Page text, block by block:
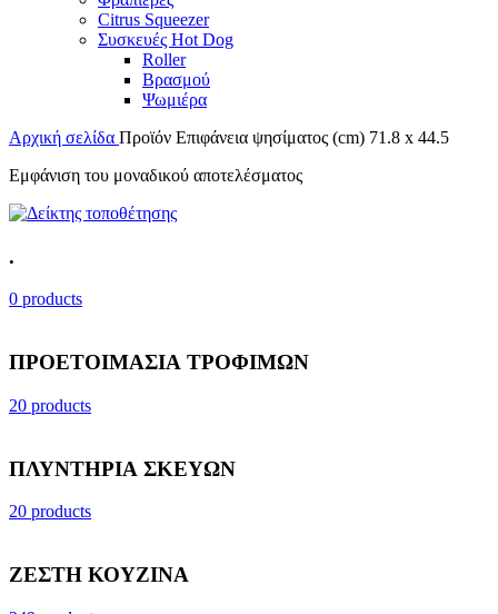
Citrus Squeezer
Συσκευές Hot Dog
Roller
Βρασμού
Ψωμιέρα
Αρχική σελίδα Προϊόν Επιφάνεια ψησίματος (cm) 71.8 x 44.5
Εμφάνιση του μοναδικού αποτελέσματος
.
0 products
ΠΡΟΕΤΟΙΜΑΣΙΑ ΤΡΟΦΙΜΩΝ
20 products
ΠΛΥΝΤΗΡΙΑ ΣΚΕΥΩΝ
20 products
ΖΕΣΤΗ ΚΟΥΖΙΝΑ